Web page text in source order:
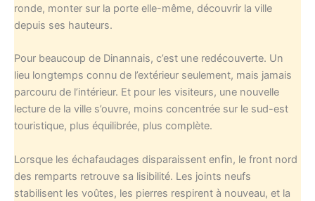
ronde, monter sur la porte elle-même, découvrir la ville
depuis ses hauteurs.
Pour beaucoup de Dinannais, c’est une redécouverte. Un
lieu longtemps connu de l’extérieur seulement, mais jamais
parcouru de l’intérieur. Et pour les visiteurs, une nouvelle
lecture de la ville s’ouvre, moins concentrée sur le sud-est
touristique, plus équilibrée, plus complète.
Lorsque les échafaudages disparaissent enfin, le front nord
des remparts retrouve sa lisibilité. Les joints neufs
stabilisent les voûtes, les pierres respirent à nouveau, et la